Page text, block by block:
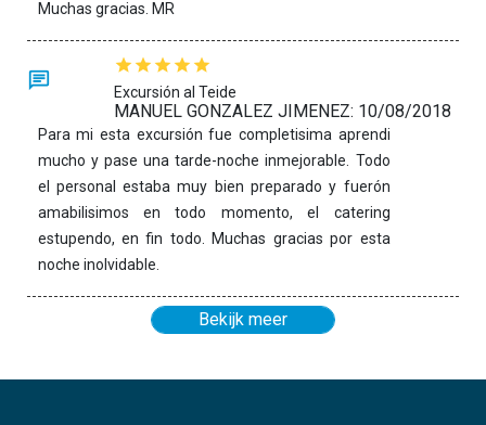
Muchas gracias. MR
Excursión al Teide
MANUEL GONZALEZ JIMENEZ: 10/08/2018
Para mi esta excursión fue completisima aprendi
mucho y pase una tarde-noche inmejorable. Todo
el personal estaba muy bien preparado y fuerón
amabilisimos en todo momento, el catering
estupendo, en fin todo. Muchas gracias por esta
noche inolvidable.
Bekijk meer